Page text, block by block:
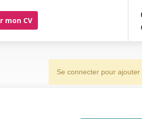
mon CV
Se connecter pour